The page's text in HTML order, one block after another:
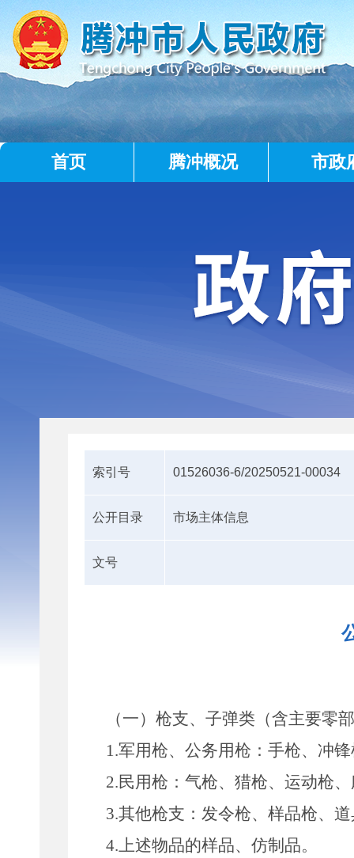
首页 腾冲概况 市政
索引号 01526036-6/20250521-00034
公开目录 市场主体信息
文号
（一）枪支、子弹类（含主要零
1.军用枪、公务用枪：手枪、冲
2.民用枪：气枪、猎枪、运动枪
3.其他枪支：发令枪、样品枪、
4.上述物品的样品、仿制品。